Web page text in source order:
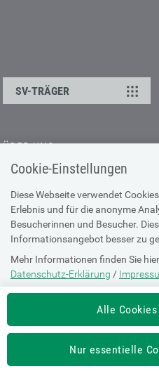
Cookie-Einstellungen
Diese Webseite verwendet
Erlebnis und für die anonyme
Besucherinnen und Besucher.
Informationsangebot besser zu
Mehr Informationen finden Sie
Datenschutz-Erklärung /
Die Einstellung können Sie
Alle
Nur essentielle
SV-TRÄGER
ÜBER UNS
Kontakt
Offene Stellen
Presse
DATENSCHUTZ
Cookie-Erklärung
Datenschutz-Erklärung
Impressum
Nutzungsbestimmungen